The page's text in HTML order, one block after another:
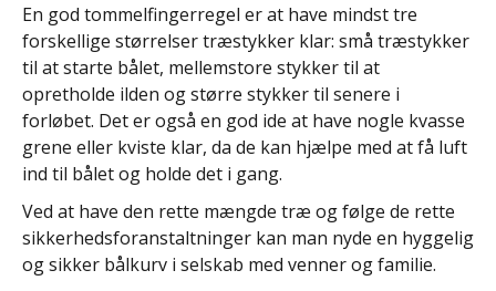
En god tommelfingerregel er at have mindst tre
forskellige størrelser træstykker klar: små træstykker
til at starte bålet, mellemstore stykker til at
opretholde ilden og større stykker til senere i
forløbet. Det er også en god ide at have nogle kvasse
grene eller kviste klar, da de kan hjælpe med at få luft
ind til bålet og holde det i gang.
Ved at have den rette mængde træ og følge de rette
sikkerhedsforanstaltninger kan man nyde en hyggelig
og sikker bålkurv i selskab med venner og familie.